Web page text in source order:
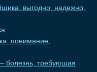
выгодно, надежно,
понимание,
– болезнь, требующая